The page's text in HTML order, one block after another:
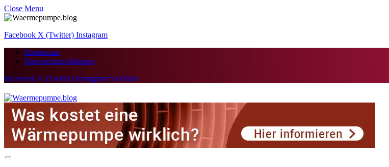
Close Menu
Facebook X (Twitter) Instagram
Impressum
Datenschutzerklärung
Facebook X (Twitter) InstagramYouTube